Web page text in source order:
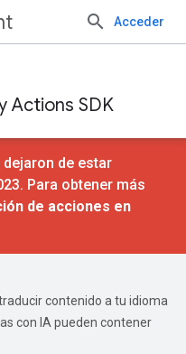
Acceder
Actions SDK
de estar
Para obtener más
de acciones en
contenido a tu idioma
con IA pueden contener